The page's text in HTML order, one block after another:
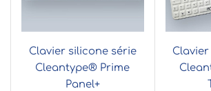
Clavier silicone série
Cleantype® Prime
Panel+